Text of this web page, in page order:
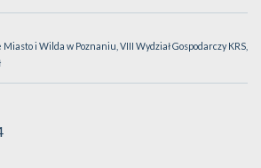
Miasto i Wilda w Poznaniu, VIII Wydział Gospodarczy KRS,